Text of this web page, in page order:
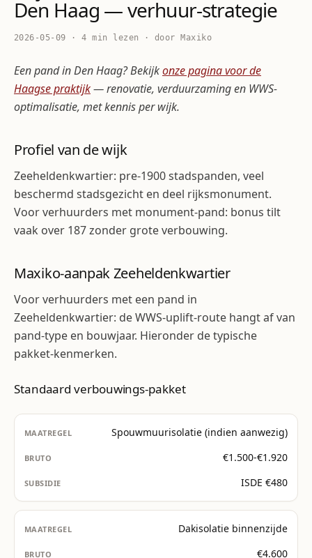
Den Haag — verhuur-strategie
2026-05-09 · 4 min lezen · door Maxiko
Een pand in Den Haag? Bekijkonze pagina voor de
Haagse praktijk— renovatie, verduurzaming en WWS-
optimalisatie, met kennis per wijk.
Profiel van de wijk
Zeeheldenkwartier: pre-1900 stadspanden, veel
beschermd stadsgezicht en deel rijksmonument.
Voor verhuurders met monument-pand: bonus tilt
vaak over 187 zonder grote verbouwing.
Maxiko-aanpak Zeeheldenkwartier
Voor verhuurders met een pand in
Zeeheldenkwartier: de WWS-uplift-route hangt af van
pand-type en bouwjaar. Hieronder de typische
pakket-kenmerken.
Standaard verbouwings-pakket
Spouwmuurisolatie (indien aanwezig)
€1.500-€1.920
ISDE €480
Dakisolatie binnenzijde
€4.600